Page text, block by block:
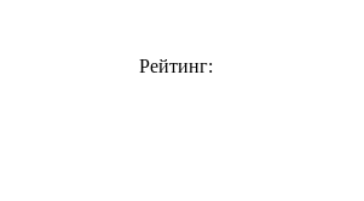
Рейтинг: